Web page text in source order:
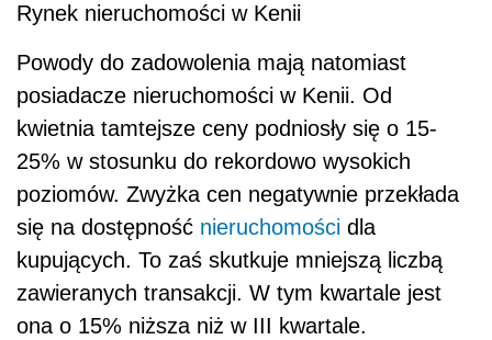
Rynek nieruchomości w Kenii
Powody do zadowolenia mają natomiast
posiadacze nieruchomości w Kenii. Od
kwietnia tamtejsze ceny podniosły się o 15-
25% w stosunku do rekordowo wysokich
poziomów. Zwyżka cen negatywnie przekłada
się na dostępność nieruchomości dla
kupujących. To zaś skutkuje mniejszą liczbą
zawieranych transakcji. W tym kwartale jest
ona o 15% niższa niż w III kwartale.